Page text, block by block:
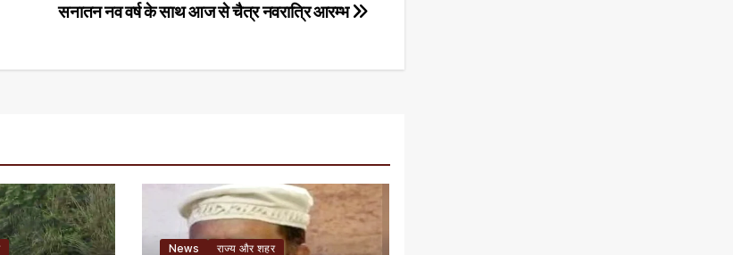
सनातन नव वर्ष के साथ आज से चैत्र नवरात्रि आरम्भ
News राज्य और शहर